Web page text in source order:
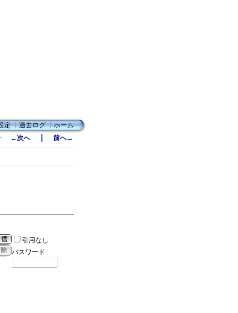
定┃過去ログ┃ホーム
←次へ｜ 前へ→
引用なし
パスワード